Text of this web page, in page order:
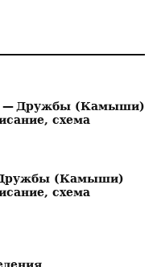
— Дружбы (Камыши)
схема
(Камыши)
схема